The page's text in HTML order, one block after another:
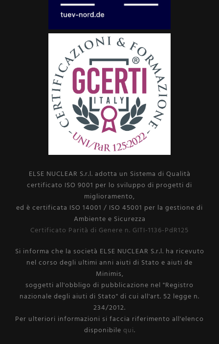
ELSE NUCLEAR S.r.l. adotta un Sistema di Qualità
certificato ISO 9001 per lo sviluppo di progetti di
miglioramento,
ed è certificata ISO 14001 / ISO 45001 per la gestione di
Ambiente e Sicurezza
Certificato Parità di Genere n. GITI-1136-PdR125
Si informa che la società ELSE NUCLEAR S.r.l. ha ricevuto
nel corso degli ultimi anni aiuti di Stato e aiuti de
Minimis,
soggetti all'obbligo di pubblicazione nel "Registro
nazionale degli aiuti di Stato" di cui all'art. 52 legge n.
234/2012.
Per ulteriori informazioni si faccia riferimento all'elenco
disponibile qui.